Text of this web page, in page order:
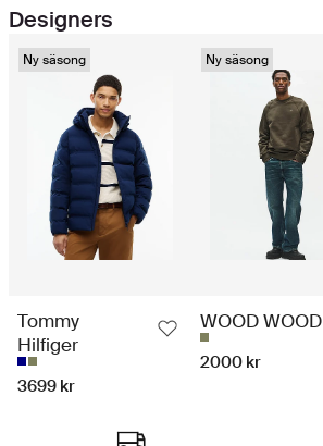
Designers
Ny säsong
Tommy
Hilfiger
3699 kr
Ny säsong
WOOD WOOD
2000 kr